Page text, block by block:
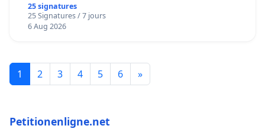
25 signatures
25 Signatures / 7 jours
6 Aug 2026
1 2 3 4 5 6 »
Petitionenligne.net